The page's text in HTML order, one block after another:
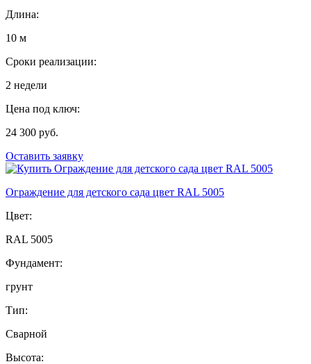
Длина:
10 м
Сроки реализации:
2 недели
Цена под ключ:
24 300 руб.
Оставить заявку
Ограждение для детского сада цвет RAL 5005
Цвет:
RAL 5005
Фундамент:
грунт
Тип:
Сварной
Высота: